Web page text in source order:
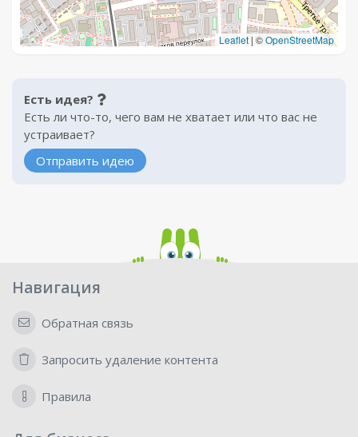
Leaflet | ©OpenStreetMap
Есть идея?
Есть ли что-то, чего вам не хватает или что вас не
устраивает?
Отправить идею
Навигация
Обратная связь
Запросить удаление контента
Правила